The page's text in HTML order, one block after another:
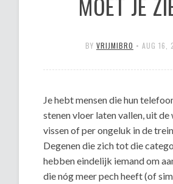
BY VRIJMIBRO • AUG 16,
Je hebt mensen die hun
stenen vloer laten vallen, uit de
vissen of per ongeluk in de
Degenen die zich tot die
hebben eindelijk iemand om
die nóg meer pech heeft (of